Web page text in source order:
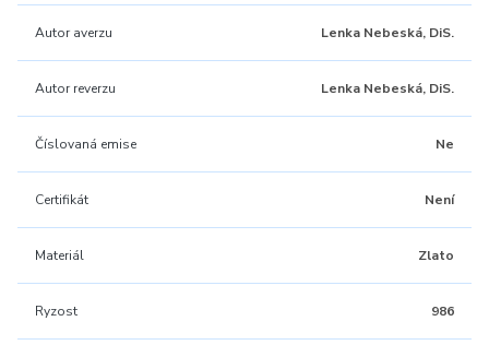
Autor averzu Lenka Nebeská, DiS.
Autor reverzu Lenka Nebeská, DiS.
Číslovaná emise Ne
Certifikát Není
Materiál Zlato
Ryzost 986